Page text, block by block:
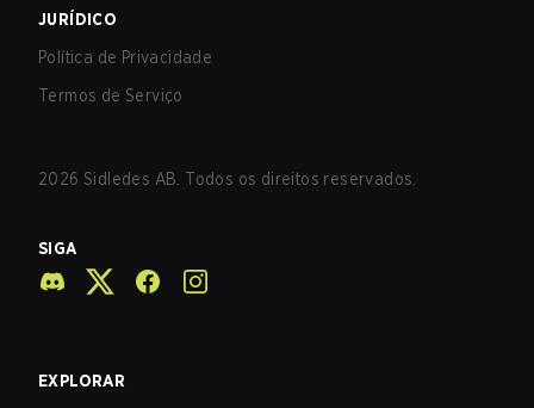
JURÍDICO
Política de Privacidade
Termos de Serviço
2026 Sidledes AB. Todos os direitos reservados.
SIGA
EXPLORAR